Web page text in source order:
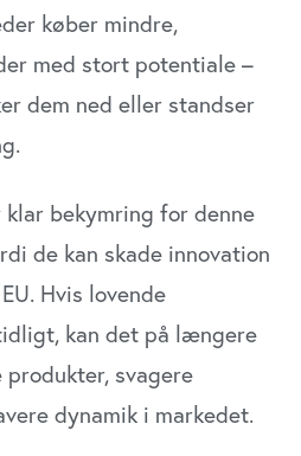
køber mindre,
med stort potentiale –
dem ned eller standser
bekymring for denne
de kan skade innovation
Hvis lovende
kan det på længere
svagere
dynamik i markedet.